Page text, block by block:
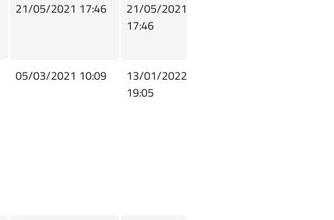
21/05/2021 17:46
21/05/2021
17:46
05/03/2021 10:09
13/01/2022
19:05